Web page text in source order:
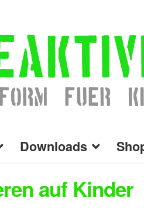
Downloads
auf Kinder